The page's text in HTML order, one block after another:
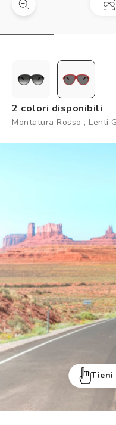
Prenota
Controllo visivo
Carta fedeltà
Logout
2 colori disponibili
Montatura Rosso , Lenti
Tieni